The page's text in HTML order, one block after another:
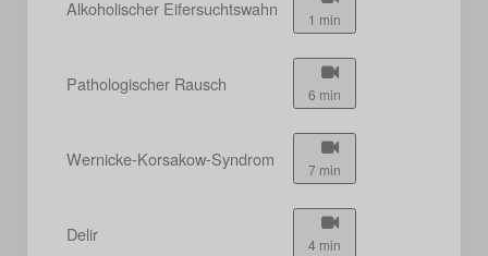
Alkoholischer Eifersuchtswahn 1 min
Pathologischer Rausch 6 min
Wernicke-Korsakow-Syndrom 7 min
Delir 4 min